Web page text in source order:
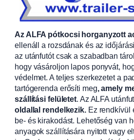
Az ALFA pótkocsi horganyzott
ellenáll a rozsdának és az
az utánfutót csak a szabadban
hogy vásároljon lapos ponyvát,
védelmet. A teljes szerkezetet a
tartógerenda erősíti meg, amely
szállítási felületet. Az ALFA
oldallal rendelkezik.Ez rendkívül
be- és kirakodást. Lehetőség van
anyagok szállítására nyitott vagy